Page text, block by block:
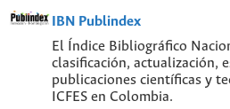
IBN Publindex
El Índice Bibliográfico
clasificación, actualización,
publicaciones científicas y
ICFES en Colombia.